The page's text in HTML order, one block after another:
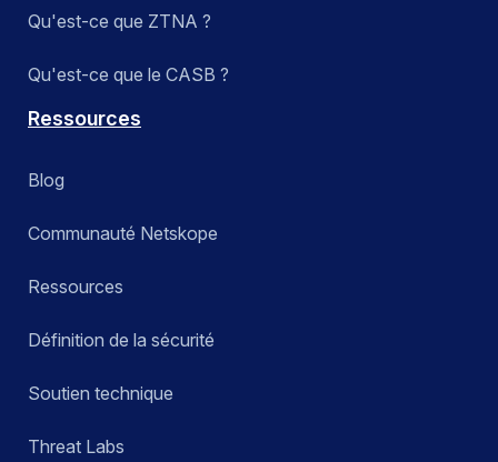
Qu'est-ce que ZTNA ?
Qu'est-ce que le CASB ?
Ressources
Blog
Communauté Netskope
Ressources
Définition de la sécurité
Soutien technique
Threat Labs